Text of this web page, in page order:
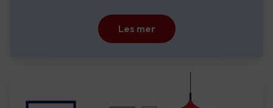
Les mer